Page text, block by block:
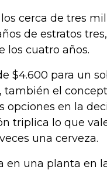
cerca de tres
de estratos
los cuatro años.
$4.600 para un
también el
opciones en la
triplica lo que
una cerveza.
en una planta en